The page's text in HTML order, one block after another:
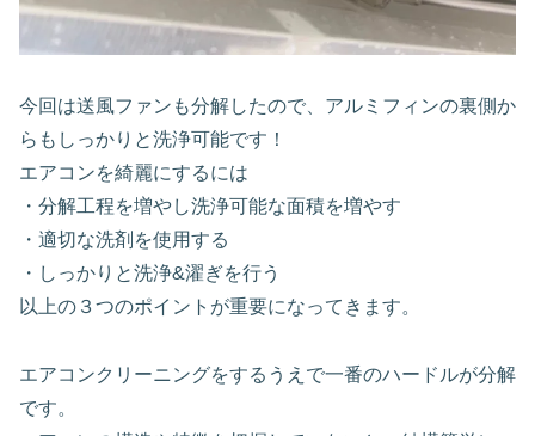
今回は送風ファンも分解したので、アルミフィンの裏側か
らもしっかりと洗浄可能です！
エアコンを綺麗にするには
・分解工程を増やし洗浄可能な面積を増やす
・適切な洗剤を使用する
・しっかりと洗浄&濯ぎを行う
以上の３つのポイントが重要になってきます。
エアコンクリーニングをするうえで一番のハードルが分解
です。